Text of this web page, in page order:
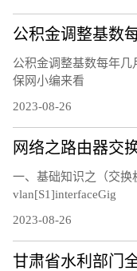
公积金调整基数每年
保网小编来看
2023-08-26
网络之路由器交
一、基础知识之（交换
vlan[S1]interfaceGig
2023-08-26
甘肃省水利部门